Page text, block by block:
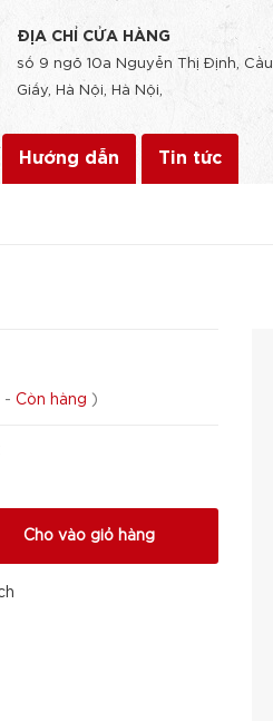
ĐỊA CHỈ CỬA HÀNG
số 9 ngõ 10a Nguyễn Thị Định, Cầu
Giấy, Hà Nội, Hà Nội,
Hướng dẫn Tin tức
- Còn hàng )
Cho vào giỏ hàng